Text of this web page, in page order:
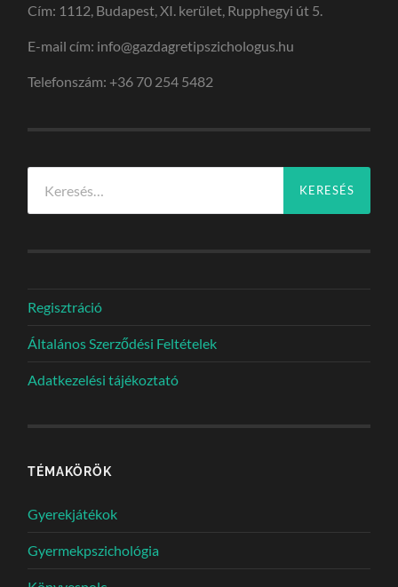
Cím: 1112, Budapest, XI. kerület, Rupphegyi út 5.
E-mail cím: info@gazdagretipszichologus.hu
Telefonszám: +36 70 254 5482
Regisztráció
Általános Szerződési Feltételek
Adatkezelési tájékoztató
TÉMAKÖRÖK
Gyerekjátékok
Gyermekpszichológia